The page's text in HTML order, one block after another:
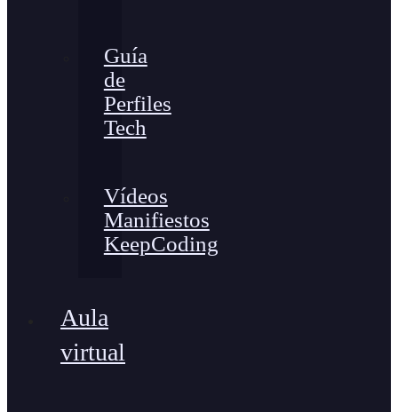
Guía
de
Perfiles
Tech
Vídeos
Manifiestos
KeepCoding
Aula
virtual